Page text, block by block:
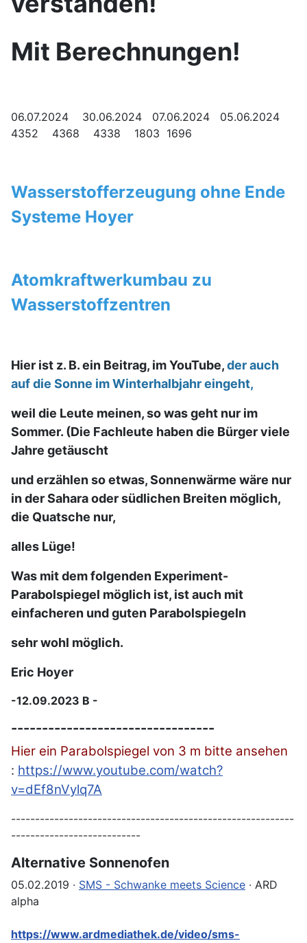
Mit Berechnungen!
06.07.2024 30.06.2024 07.06.2024 05.06.2024
4352 4368 4338 1803 1696
Wasserstofferzeugung ohne Ende
Systeme Hoyer
Atomkraftwerkumbau zu
Wasserstoffzentren
Hier ist z. B. ein Beitrag, im YouTube,der auch
auf die Sonne im Winterhalbjahr eingeht,
weil die Leute meinen, so was geht nur im
Sommer. (Die Fachleute haben die Bürger viele
Jahre getäuscht
und erzählen so etwas, Sonnenwärme wäre nur
in der Sahara oder südlichen Breiten möglich,
die Quatsche nur,
alles Lüge!
Was mit dem folgenden Experiment-
Parabolspiegel möglich ist, ist auch mit
einfacheren und guten Parabolspiegeln
sehr wohl möglich.
Eric Hoyer
-12.09.2023 B -
---------------------------------
Hier ein Parabolspiegel von 3 m bitte ansehen
: https://www.youtube.com/watch?
v=dEf8nVylq7A
-----------------------------------------------------------
---------------------------
Alternative Sonnenofen
05.02.2019 ∙ SMS - Schwanke meets Science ∙ ARD
alpha
https://www.ardmediathek.de/video/sms-